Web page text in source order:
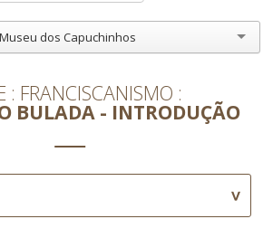
Museu dos Capuchinhos
FRANCISCANISMO
BULADA - INTRODUÇÃO